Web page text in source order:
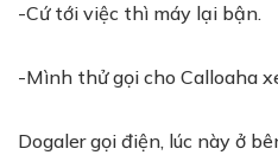
-Cứ tới việc thì máy lại bận.
-Mình thử gọi cho Calloaha
Dogaler gọi điện, lúc này ở